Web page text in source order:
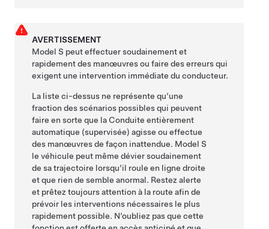
AVERTISSEMENT
Model S peut effectuer soudainement et
rapidement des manœuvres ou faire des erreurs qui
exigent une intervention immédiate du conducteur.
La liste ci-dessus ne représente qu’une
fraction des scénarios possibles qui peuvent
faire en sorte que la Conduite entièrement
automatique (supervisée) agisse ou effectue
des manœuvres de façon inattendue. Model S
le véhicule peut même dévier soudainement
de sa trajectoire lorsqu’il roule en ligne droite
et que rien de semble anormal. Restez alerte
et prêtez toujours attention à la route afin de
prévoir les interventions nécessaires le plus
rapidement possible. N’oubliez pas que cette